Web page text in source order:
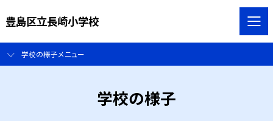
豊島区立長崎小学校
学校の様子メニュー
学校の様子